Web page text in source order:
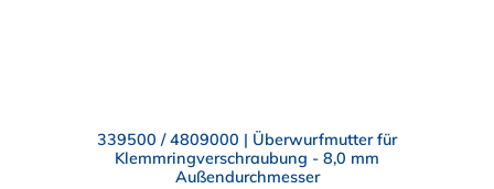
339500 / 4809000 | Überwurfmutter für
Klemmringverschraubung - 8,0 mm
Außendurchmesser